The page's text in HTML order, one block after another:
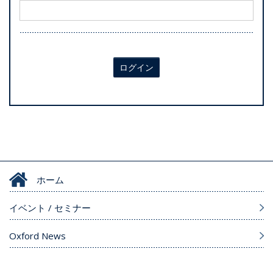
ログイン
ホーム
イベント / セミナー
Oxford News